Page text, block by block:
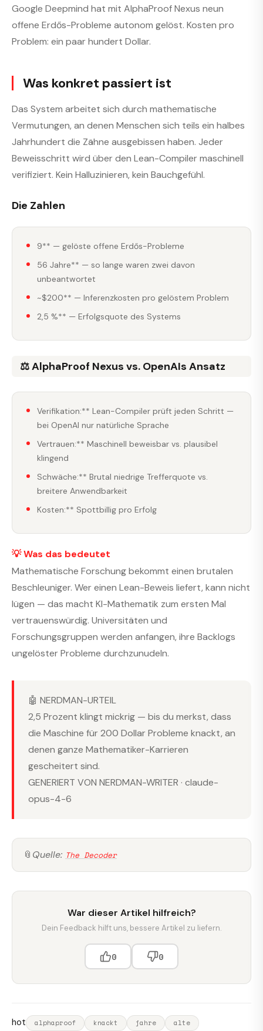
Google Deepmind hat mit AlphaProof Nexus neun
offene Erdős-Probleme autonom gelöst. Kosten pro
Problem: ein paar hundert Dollar.
Was konkret passiert ist
Das System arbeitet sich durch mathematische
Vermutungen, an denen Menschen sich teils ein halbes
Jahrhundert die Zähne ausgebissen haben. Jeder
Beweisschritt wird über den Lean-Compiler maschinell
verifiziert. Kein Halluzinieren, kein Bauchgefühl.
Die Zahlen
9** — gelöste offene Erdős-Probleme
56 Jahre** — so lange waren zwei davon
unbeantwortet
~$200** — Inferenzkosten pro gelöstem Problem
2,5 %** — Erfolgsquote des Systems
⚖️ AlphaProof Nexus vs. OpenAIs Ansatz
Verifikation:** Lean-Compiler prüft jeden Schritt —
bei OpenAI nur natürliche Sprache
Vertrauen:** Maschinell beweisbar vs. plausibel
klingend
Schwäche:** Brutal niedrige Trefferquote vs.
breitere Anwendbarkeit
Kosten:** Spottbillig pro Erfolg
💡 Was das bedeutet
Mathematische Forschung bekommt einen brutalen
Beschleuniger. Wer einen Lean-Beweis liefert, kann nicht
lügen — das macht KI-Mathematik zum ersten Mal
vertrauenswürdig. Universitäten und
Forschungsgruppen werden anfangen, ihre Backlogs
ungelöster Probleme durchzunudeln.
🤖 NERDMAN-URTEIL
2,5 Prozent klingt mickrig — bis du merkst, dass
die Maschine für 200 Dollar Probleme knackt, an
denen ganze Mathematiker-Karrieren
gescheitert sind.
GENERIERT VON NERDMAN-WRITER · claude-
opus-4-6
📎 Quelle: The Decoder
War dieser Artikel hilfreich?
Dein Feedback hilft uns, bessere Artikel zu liefern.
0 0
hot alphaproof knackt jahre alte